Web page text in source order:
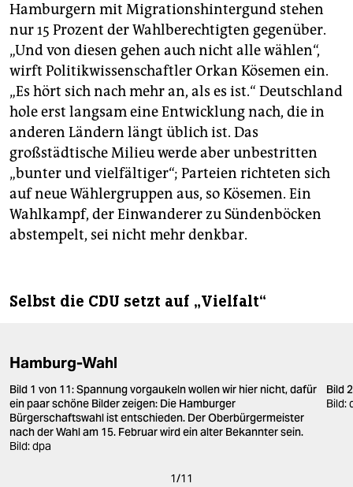
Hamburgern mit Migrationshintergund stehen
nur 15 Prozent der Wahlberechtigten gegenüber.
„Und von diesen gehen auch nicht alle wählen“,
wirft Politikwissenschaftler Orkan Kösemen ein.
„Es hört sich nach mehr an, als es ist.“ Deutschland
hole erst langsam eine Entwicklung nach, die in
anderen Ländern längt üblich ist. Das
großstädtische Milieu werde aber unbestritten
„bunter und vielfältiger“; Parteien richteten sich
auf neue Wählergruppen aus, so Kösemen. Ein
Wahlkampf, der Einwanderer zu Sündenböcken
abstempelt, sei nicht mehr denkbar.
Selbst die CDU setzt auf „Vielfalt“
Hamburg-Wahl
Bild 1 von 11: Spannung vorgaukeln wollen wir hier nicht, dafür
ein paar schöne Bilder zeigen: Die Hamburger
Bürgerschaftswahl ist entschieden. Der Oberbürgermeister
nach der Wahl am 15. Februar wird ein alter Bekannter sein.
Bild: dpa
Bild
Bild:
1/11